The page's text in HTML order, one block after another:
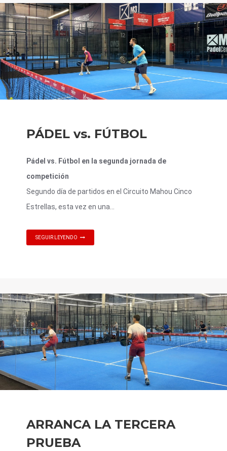
PÁDEL vs. FÚTBOL
Pádel vs. Fútbol en la segunda jornada de
competición
Segundo día de partidos en el Circuito Mahou Cinco
Estrellas, esta vez en una...
SEGUIR LEYENDO
ARRANCA LA TERCERA
PRUEBA